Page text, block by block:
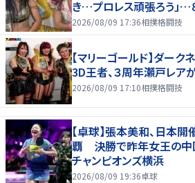
き…プロレス頑張ろう」…
2026/08/09 17:36相撲格闘技
【マリーゴールド】ダーク
3D王者、３周年瀬戸レア
2026/08/09 17:10相撲格闘技
【卓球】張本美和、日本
覇 決勝で昨年女王の中
チャンピオンズ横浜
2026/08/09 19:36卓球